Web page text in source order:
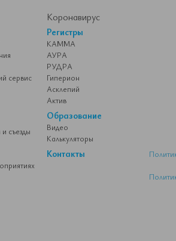
сервис
съезды
Коронавирус
Регистры
КАММА
АУРА
РУДРА
Гиперион
Асклепий
Актив
Образование
Видео
Калькуляторы
Контакты